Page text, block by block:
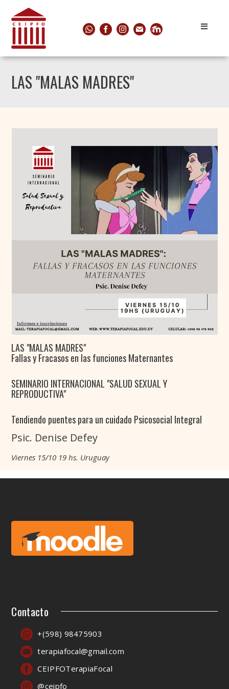
LAS "MALAS MADRES"
LAS "MALAS MADRES"
Fallas y Fracasos en las funciones Maternantes
SEMINARIO INTERNACIONAL "SALUD SEXUAL Y
REPRODUCTIVA"
Tendiendo puentes para un cuidado Psicosocial Integral
Psic. Denise Defey
Viernes 15/10 19 hs. Uruguay
Contacto
+(598) 98475903
terapiafocal@gmail.com
CEIPFOTerapiaFocal
@ceipfo